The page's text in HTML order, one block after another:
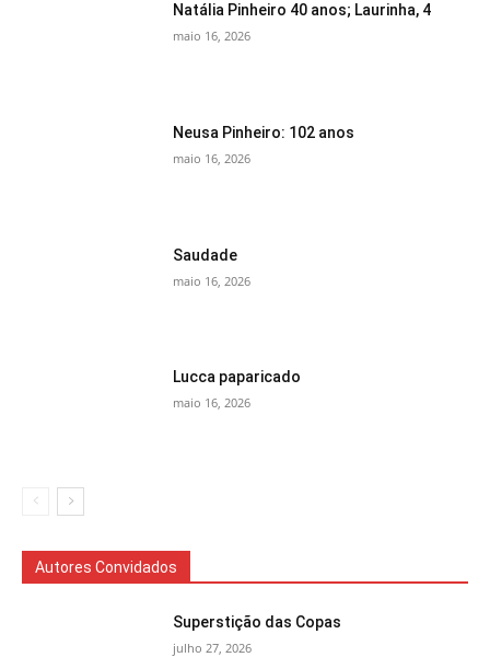
Natália Pinheiro 40 anos; Laurinha, 4
maio 16, 2026
Neusa Pinheiro: 102 anos
maio 16, 2026
Saudade
maio 16, 2026
Lucca paparicado
maio 16, 2026
Autores Convidados
Superstição das Copas
julho 27, 2026